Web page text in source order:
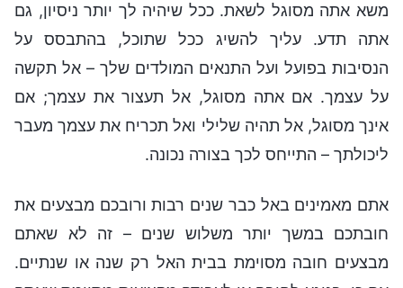
משא אתה מסוגל לשאת. ככל שיהיה לך יותר ניסיון, גם
אתה תדע. עליך להשיג ככל שתוכל, בהתבסס על
הנסיבות בפועל ועל התנאים המולדים שלך – אל תקשה
על עצמך. אם אתה מסוגל, אל תעצור את עצמך; אם
אינך מסוגל, אל תהיה שלילי ואל תכריח את עצמך מעבר
ליכולתך – התייחס לכך בצורה נכונה.
אתם מאמינים באל כבר שנים רבות ורובכם מבצעים את
חובתכם במשך יותר משלוש שנים – זה לא שאתם
מבצעים חובה מסוימת בבית האל רק שנה או שנתיים.